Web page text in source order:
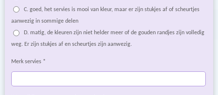
C. goed, het servies is mooi van kleur, maar er zijn stukjes af of scheurtjes
aanwezig in sommige delen
D. matig, de kleuren zijn niet helder meer of de gouden randjes zijn volledig
weg. Er zijn stukjes af en scheurtjes zijn aanwezig.
Merk servies *